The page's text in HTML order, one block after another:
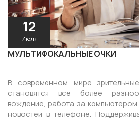
12
Июля
МУЛЬТИФОКАЛЬНЫЕ ОЧКИ
В современном мире
становятся все более
вождение, работа за
новостей в телефоне.